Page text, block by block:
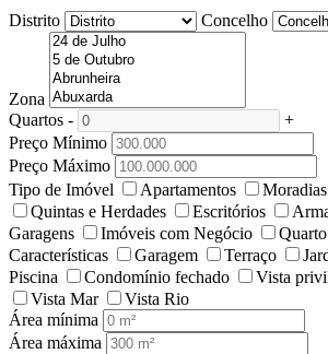
Distrito Concelho
Zona
Quartos -
+
Preço Mínimo
Preço Máximo
Tipo de Imóvel
Apartamentos Moradias
Quintas e Herdades
Escritórios
Garagens
Imóveis com Negócio
Quarto
Características
Garagem Terraço
Piscina
Condomínio fechado Vista
Vista Mar
Vista Rio
Área mínima
Área máxima